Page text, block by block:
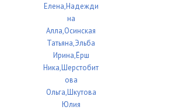
Елена,Надежди
на
Алла,Осинская
Татьяна,Эльба
Ирина,Ёрш
Ника,Шерстобит
ова
Ольга,Шкутова
Юлия